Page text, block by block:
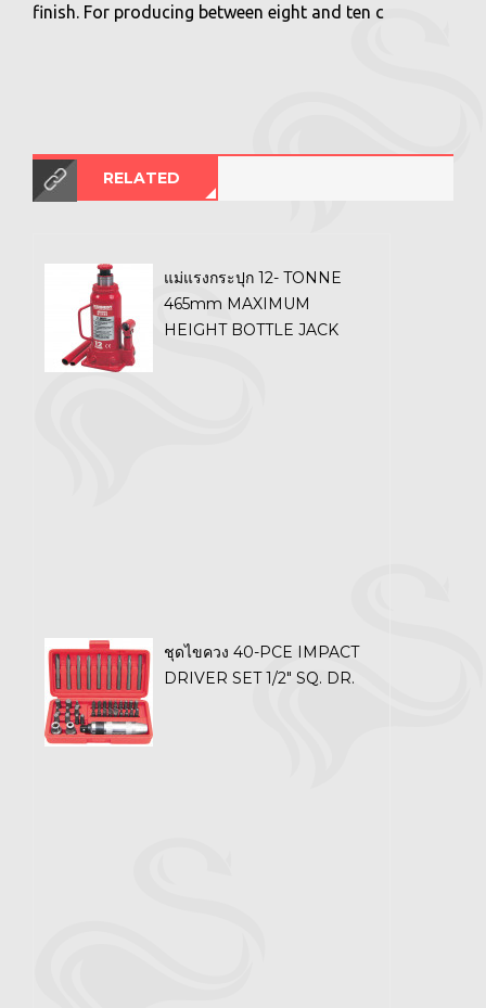
finish. For producing between eight and ten c
RELATED
แม่แรงกระปุก 12- TONNE
465mm MAXIMUM
HEIGHT BOTTLE JACK
ชุดไขควง 40-PCE IMPACT
DRIVER SET 1/2" SQ. DR.